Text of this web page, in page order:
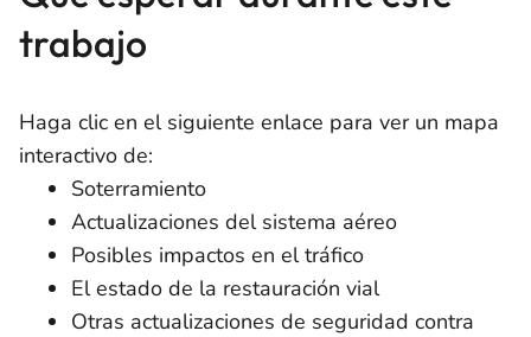
trabajo
Haga clic en el siguiente enlace para ver un mapa
interactivo de:
Soterramiento
Actualizaciones del sistema aéreo
Posibles impactos en el tráfico
El estado de la restauración vial
Otras actualizaciones de seguridad contra